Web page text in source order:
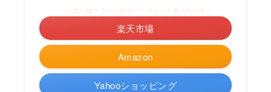
Amazon
楽天市場
Yahooショッピング